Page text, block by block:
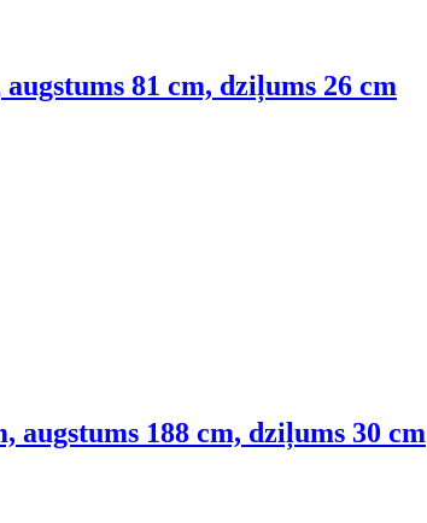
81 cm, dziļums 26 cm
augstums 188 cm, dziļums 30 cm